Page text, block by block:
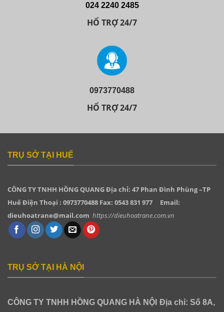
024 2240 2485
HỔ TRỢ 24/7
0973770488
HỔ TRỢ 24/7
TRỤ SỞ TẠI HUẾ
CÔNG TY TNHH HỒNG QUANGĐịa chỉ: 47 Phan Đình Phùng –TP
Huế Điện Thoại : 0973770488 Fax: 0543 831 977
Email:
dieuhoatrane@mail.com https://dieuhoatrane.com.vn
TRỤ SỞ TẠI HÀ NỘI
CÔNG TY TNHH HỒNG QUANG HÀ NỘI Địa chỉ: Số 8A,